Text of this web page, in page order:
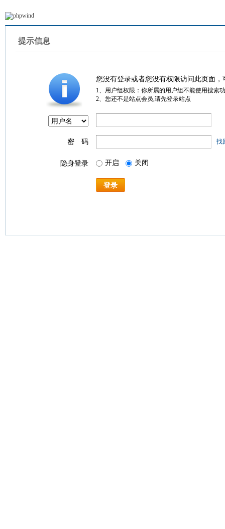
提示信息
您没有登录或者您没有权限访问此页面
1、用户组权限：你所属的用户组不能使用搜索
2、您还不是站点会员,请先登录站点
密 码 找
隐身登录 开启 关闭
登录